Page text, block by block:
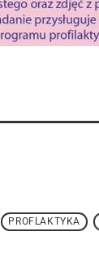
PROFLAKTYKA